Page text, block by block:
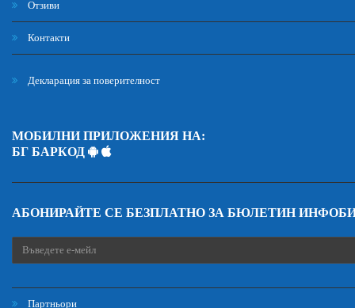
Отзиви
Контакти
Декларация за поверителност
МОБИЛНИ ПРИЛОЖЕНИЯ НА:
БГ БАРКОД
АБОНИРАЙТЕ СЕ БЕЗПЛАТНО ЗА БЮЛЕТИН
Партньори